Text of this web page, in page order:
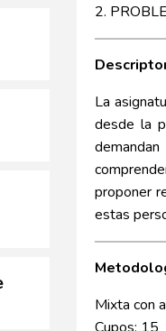
2.
La
desde la
proponer
estas
Mixta con